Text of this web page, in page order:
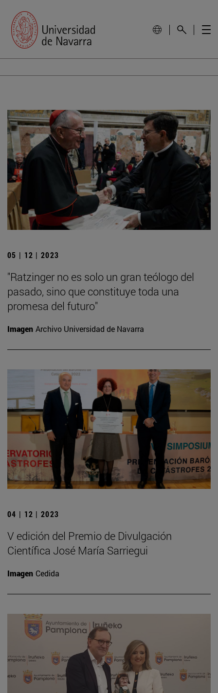
05 | 12 | 2023
"Ratzinger no es solo un gran teólogo del
pasado, sino que constituye toda una
promesa del futuro"
Imagen Archivo Universidad de Navarra
04 | 12 | 2023
V edición del Premio de Divulgación
Científica José María Sarriegui
Imagen Cedida